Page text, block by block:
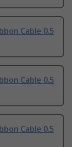
Cable 0.5
Cable 0.5
Cable 0.5